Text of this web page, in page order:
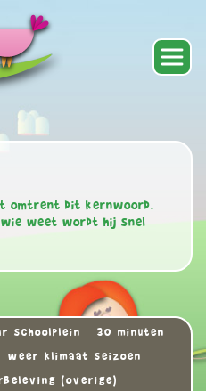
omtrent dit kernwoord.
weet wordt hij snel
schoolplein
30 minuten
weer klimaat seizoen
(overige)